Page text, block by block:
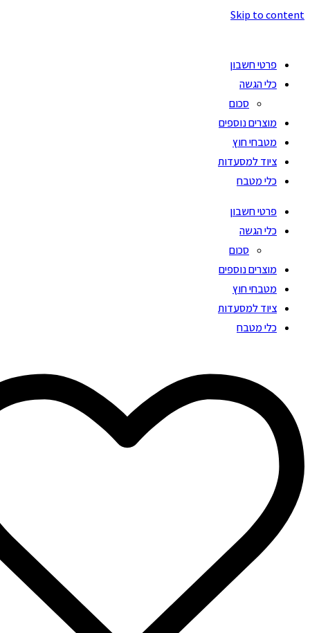
Skip to content
פרטי חשבון
כלי הגשה
סכום
מוצרים נוספים
מטבחי חוץ
ציוד למסעדות
כלי מטבח
פרטי חשבון
כלי הגשה
סכום
מוצרים נוספים
מטבחי חוץ
ציוד למסעדות
כלי מטבח